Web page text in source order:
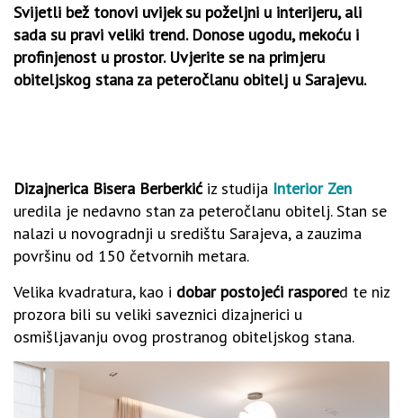
Svijetli bež tonovi uvijek su poželjni u interijeru, ali
sada su pravi veliki trend. Donose ugodu, mekoću i
profinjenost u prostor. Uvjerite se na primjeru
obiteljskog stana za peteročlanu obitelj u Sarajevu.
Dizajnerica Bisera Berberkićiz studija Interior Zen
uredila je nedavno stan za peteročlanu obitelj. Stan se
nalazi u novogradnji u središtu Sarajeva, a zauzima
površinu od 150 četvornih metara.
Velika kvadratura, kao i dobar postojeći raspored te niz
prozora bili su veliki saveznici dizajnerici u
osmišljavanju ovog prostranog obiteljskog stana.